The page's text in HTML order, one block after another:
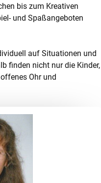
bis zum Kreativen
und Spaßangeboten
auf Situationen und
finden nicht nur die Kinder,
Ohr und